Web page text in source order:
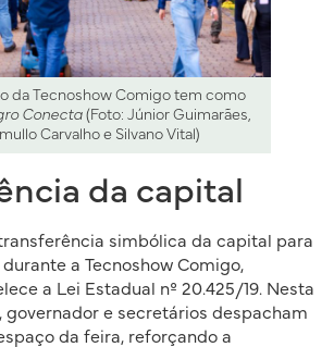
da Tecnoshow Comigo tem como
Conecta(Foto: Júnior Guimarães,
Carvalho e Silvano Vital)
da capital
simbólica da capital para
a Tecnoshow Comigo,
a Lei Estadual nº 20.425/19. Nesta
governador e secretários despacham
da feira, reforçando a